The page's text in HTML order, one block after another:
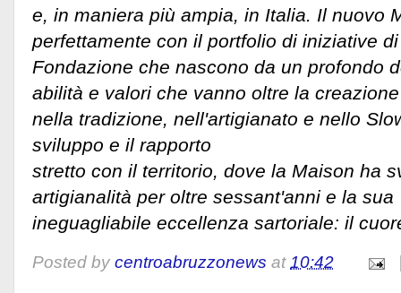
e, in maniera più ampia, in Italia. Il nuovo
perfettamente con il portfolio di iniziative
Fondazione che nascono da un profondo
abilità e valori che vanno oltre la
nella tradizione, nell'artigianato e nello
sviluppo e il rapporto
stretto con il territorio, dove la Maison ha
artigianalità per oltre sessant'anni e la sua
ineguagliabile eccellenza sartoriale: il
Posted by centroabruzzonews at10:42